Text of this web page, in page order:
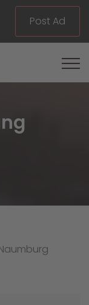
Post Ad